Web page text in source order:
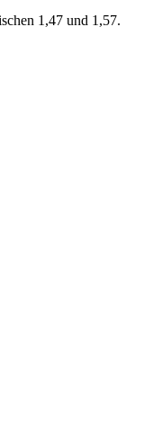
1,47 und 1,57.